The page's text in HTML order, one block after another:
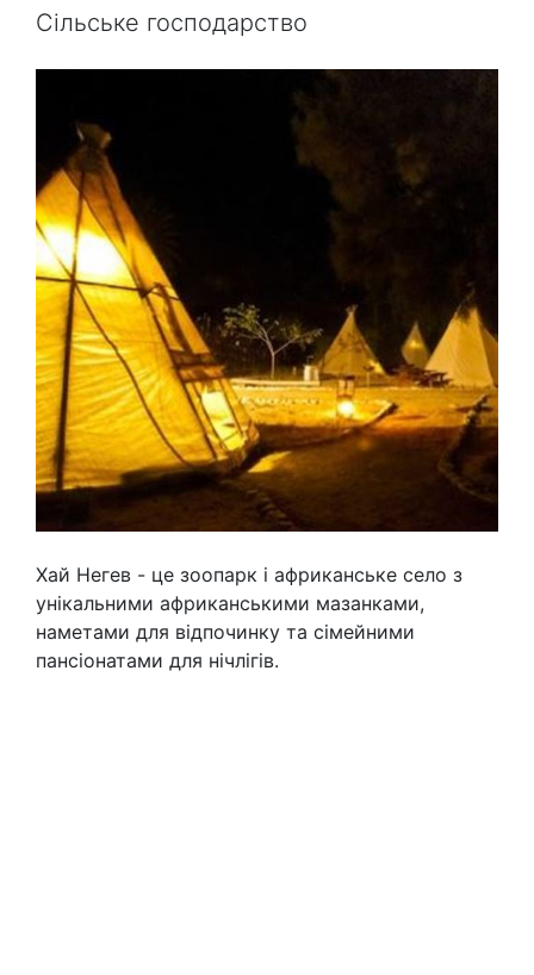
Сільське господарство
Хай Негев - це зоопарк і африканське село з
унікальними африканськими мазанками,
наметами для відпочинку та сімейними
пансіонатами для нічлігів.